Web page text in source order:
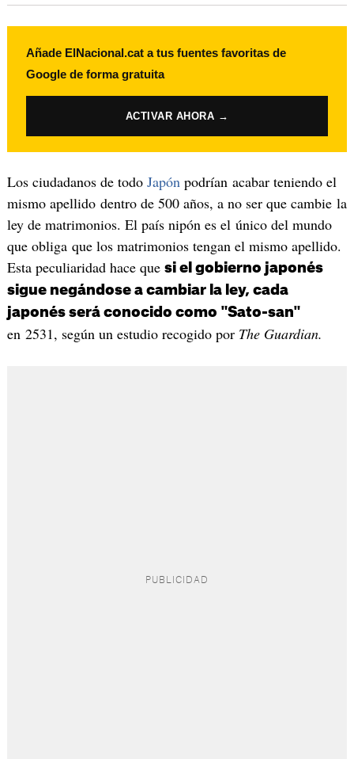
Añade ElNacional.cat a tus fuentes favoritas de
Google de forma gratuita
ACTIVAR AHORA →
Los ciudadanos de todo Japónpodrían acabar teniendo el
mismo apellido dentro de 500 años, a no ser que cambie la
ley de matrimonios. El país nipón es el único del mundo
que obliga que los matrimonios tengan el mismo apellido.
Esta peculiaridad hace que si el gobierno japonés
sigue negándose a cambiar la ley, cada
japonés será conocido como "Sato-san"
en 2531, según un estudio recogido por The Guardian.